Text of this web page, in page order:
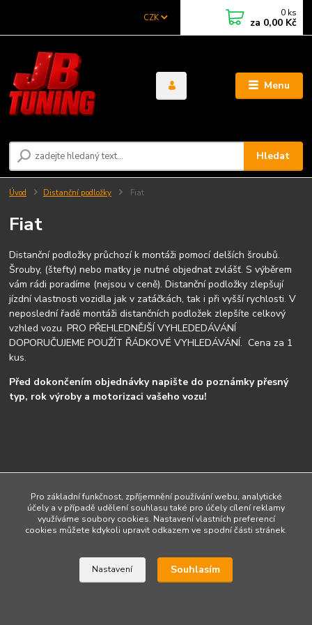
Menu
CZK
Hledat
0 ks
za 0,00 Kč
Úvod Distanční podložky Fiat
Fiat
Distanční podložky průchozí k montáži pomocí delších šroubů.
Šrouby, (štefty) nebo matky je nutné objednat zvlášť. S výběrem
vám rádi poradíme (nejsou v ceně). Distanční podložky zlepšují
jízdní vlastnosti vozidla jak v zatáčkách, tak i při vyšší rychlosti. V
neposlední řadě montáži distančních podložek zlepšíte celkový
vzhled vozu. PRO PŘEHLEDNĚJŠÍ VYHLEDEDÁVÁNÍ
DOPORUČUJEME POUŽÍT ŘÁDKOVÉ VYHLEDÁVÁNÍ. Cena za 1
kus.
Před dokončením objednávky napište do poznámky přesný
typ, rok výroby a motorizaci vašeho vozu!
Upravit sběr cookies.
Vytvořeno na Eshop-rychle.cz
Pro základní funkčnost, zpříjemnění používání webu, analytické
účely a v případě udělení souhlasu také pro účely cílení reklamy
využíváme soubory cookies. Nastavení vlastních preferencí
cookies můžete kdykoli upravit odkazem ve spodní části stránek.
Nastavení Souhlasím